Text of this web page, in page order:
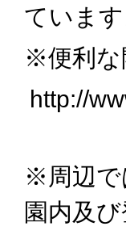
ています
※便利な
http://
※周辺で
園内及